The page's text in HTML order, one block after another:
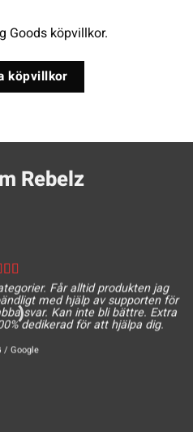
Goods köpvillkor.
köpvillkor
Rebelz
Får alltid produkten jag
med hjälp av supporten för
svar. Kan inte bli bättre. Extra
dedikerad för att hjälpa dig.
/ Google